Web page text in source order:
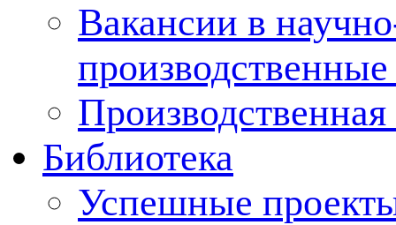
Вакансии в
Производственная
Библиотека
Успешные